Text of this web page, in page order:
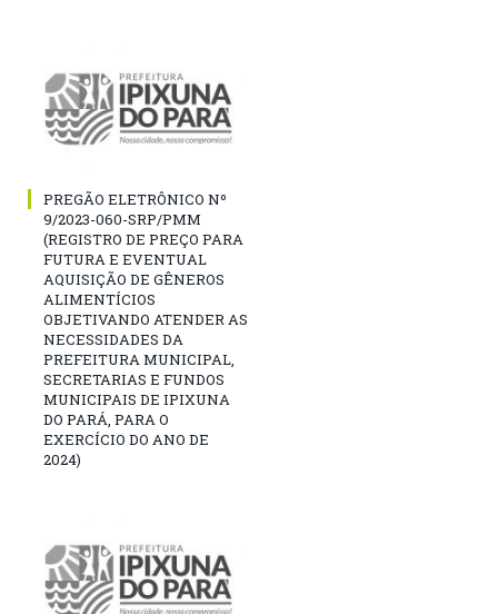
PREGÃO ELETRÔNICO Nº
9/2023-060-SRP/PMM
(REGISTRO DE PREÇO PARA
FUTURA E EVENTUAL
AQUISIÇÃO DE GÊNEROS
ALIMENTÍCIOS
OBJETIVANDO ATENDER AS
NECESSIDADES DA
PREFEITURA MUNICIPAL,
SECRETARIAS E FUNDOS
MUNICIPAIS DE IPIXUNA
DO PARÁ, PARA O
EXERCÍCIO DO ANO DE
2024)